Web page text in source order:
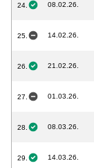
24. 08.02.26.
25. 14.02.26.
26. 21.02.26.
27. 01.03.26.
28. 08.03.26.
29. 14.03.26.